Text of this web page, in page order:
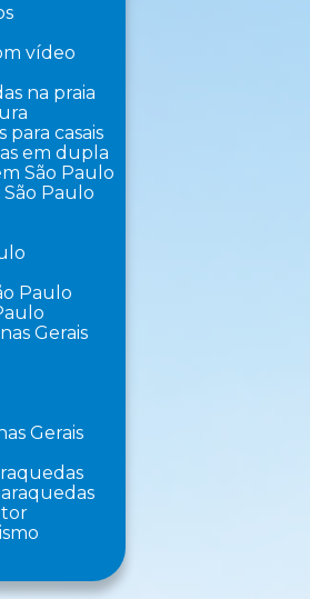
vídeo
na praia
para casais
em dupla
São Paulo
Paulo
Paulo
Gerais
Gerais